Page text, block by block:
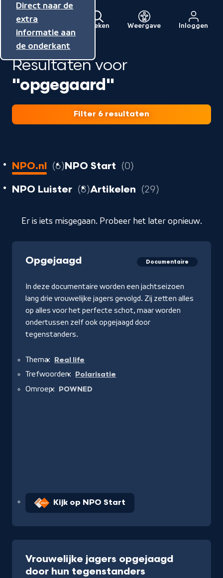
Direct naar de
inhoud
Direct naar de
hoofdnavigatie
Direct naar de
extra
informatie aan
de onderkant
Menu
Naar
de
beginpagina
van
NPO
Zoeken Weergave Inloggen
Resultaten voor
"opgegaard"
Filter 6 resultaten
6
resultaten
geladen
NPO.nl 6 resultaten
NPO Start 0
NPO Luister
8 resultaten
Artikelen 29
Er is iets misgegaan. Probeer het later opnieuw.
Opgejaagd Documentaire
In deze documentaire worden een jachtseizoen
lang drie vrouwelijke jagers gevolgd. Zij zetten alles
op alles voor het perfecte schot, maar worden
ondertussen zelf ook opgejaagd door
tegenstanders.
Thema: Real life
Trefwoorden: Polarisatie
Omroep: POWNED
Kijk op NPO Start
Vrouwelijke jagers opgejaagd
door hun tegenstanders